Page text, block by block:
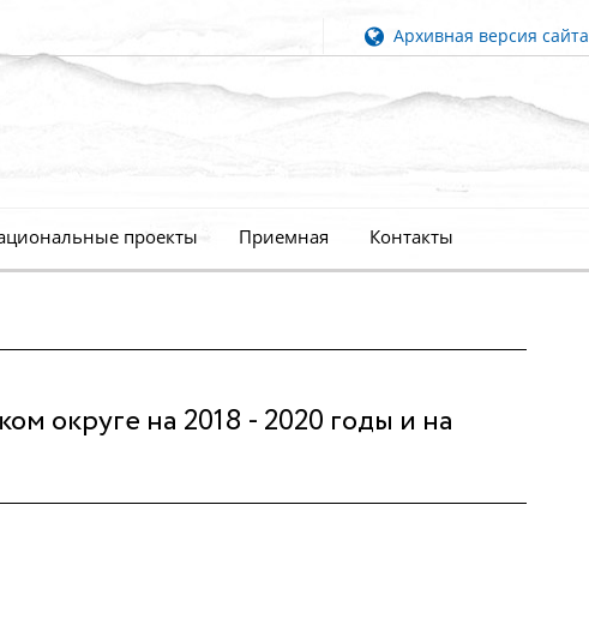
Архивная версия сайта
проекты Приемная Контакты
округе на 2018 - 2020 годы и на